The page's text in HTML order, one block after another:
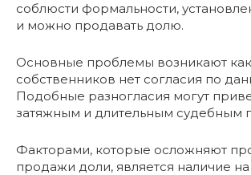
соблюсти формальности,
и можно продавать долю.
Основные проблемы возникают как
собственников нет согласия по
Подобные разногласия могут
затяжным и длительным судебным
Факторами, которые осложняют
продажи доли, является наличие